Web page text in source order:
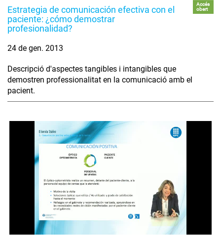
Estrategia de comunicación efectiva con el
paciente: ¿cómo demostrar
profesionalidad?
Accés
obert
24 de gen. 2013
Descripció d'aspectes tangibles i intangibles que
demostren professionalitat en la comunicació amb el
pacient.